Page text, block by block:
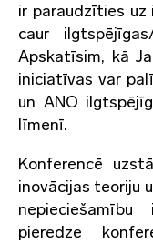
ir paraudzīties uz
caur
Apskatīsim, kā
iniciatīvas var
un ANO
līmenī.
Konferencē
inovācijas teoriju
pieredze